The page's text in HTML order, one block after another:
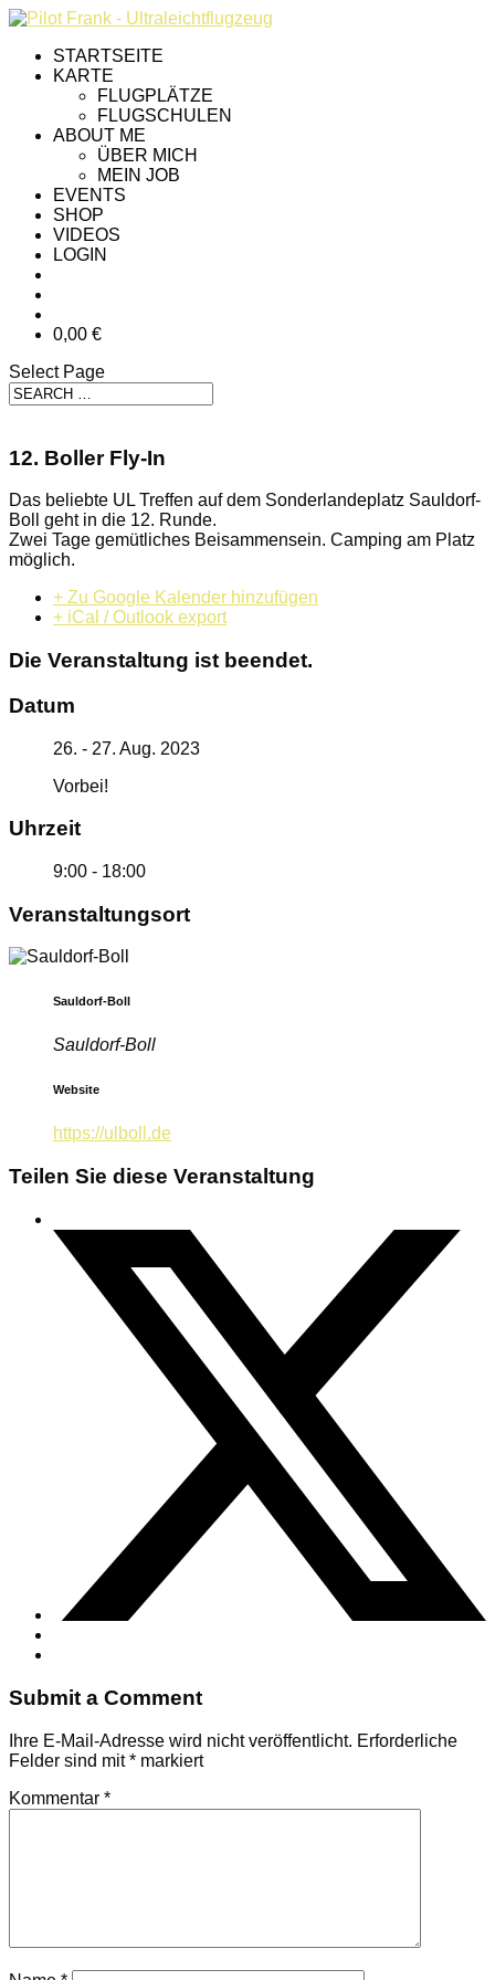
STARTSEITE
KARTE
FLUGPLÄTZE
FLUGSCHULEN
ABOUT ME
ÜBER MICH
MEIN JOB
EVENTS
SHOP
VIDEOS
LOGIN
0,00 €
Select Page
12. Boller Fly-In
Das beliebte UL Treffen auf dem Sonderlandeplatz Sauldorf-
Boll geht in die 12. Runde.
Zwei Tage gemütliches Beisammensein. Camping am Platz
möglich.
+ Zu Google Kalender hinzufügen
+ iCal / Outlook export
Die Veranstaltung ist beendet.
Datum
26. - 27. Aug. 2023
Vorbei!
Uhrzeit
9:00 - 18:00
Veranstaltungsort
Sauldorf-Boll
Sauldorf-Boll
Website
https://ulboll.de
Teilen Sie diese Veranstaltung
Submit a Comment
Ihre E-Mail-Adresse wird nicht veröffentlicht. Erforderliche
Felder sind mit* markiert
Kommentar *